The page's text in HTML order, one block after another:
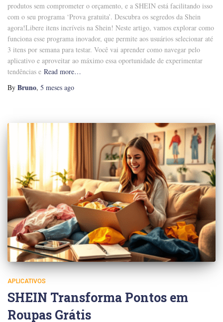
produtos sem comprometer o orçamento, e a SHEIN está facilitando isso
com o seu programa ‘Prova gratuita’. Descubra os segredos da Shein
agora!Libere itens incríveis na Shein! Neste artigo, vamos explorar como
funciona esse programa inovador, que permite aos usuários selecionar até
3 itens por semana para testar. Você vai aprender como navegar pelo
aplicativo e aproveitar ao máximo essa oportunidade de experimentar
tendências e Read more…
By Bruno, 5 meses ago
APLICATIVOS
SHEIN Transforma Pontos em
Roupas Grátis